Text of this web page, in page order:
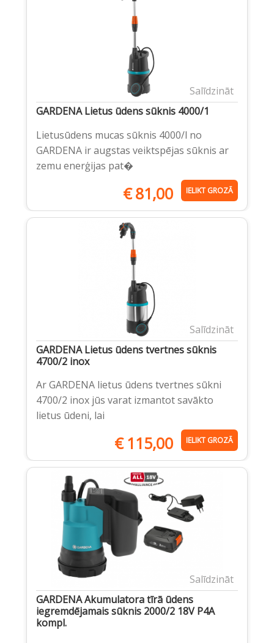
Salīdzināt
GARDENA Lietus ūdens sūknis 4000/1
Lietusūdens mucas sūknis 4000/l no
GARDENA ir augstas veiktspējas sūknis ar
zemu enerģijas pat�
€81,00 IELIKT GROZĀ
Salīdzināt
GARDENA Lietus ūdens tvertnes sūknis
4700/2 inox
Ar GARDENA lietus ūdens tvertnes sūkni
4700/2 inox jūs varat izmantot savākto
lietus ūdeni, lai
€115,00 IELIKT GROZĀ
Salīdzināt
GARDENA Akumulatora tīrā ūdens
iegremdējamais sūknis 2000/2 18V P4A
kompl.